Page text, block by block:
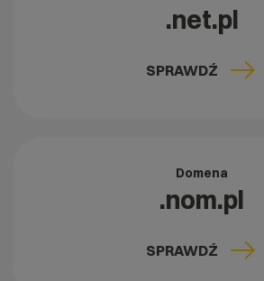
.net.pl
SPRAWDŹ
Domena
.nom.pl
SPRAWDŹ